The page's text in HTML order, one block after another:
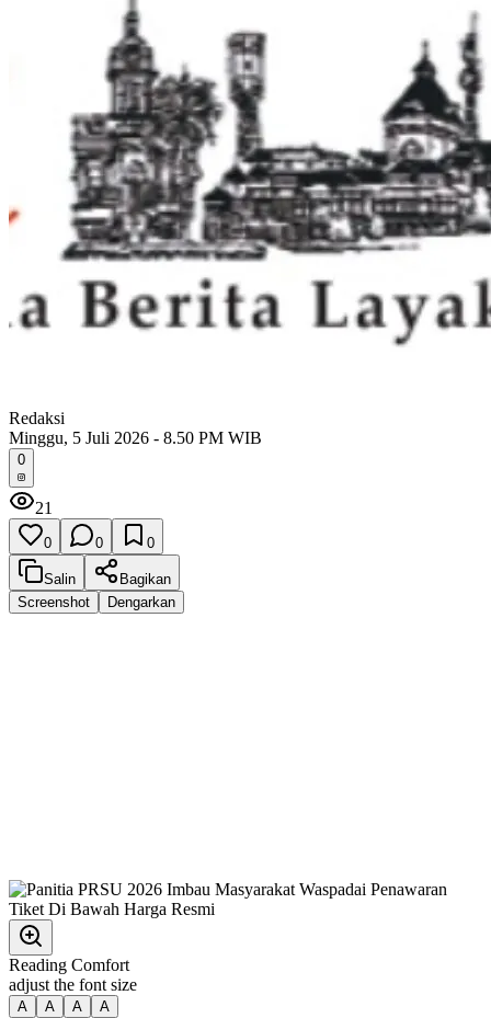
Redaksi
Minggu, 5 Juli 2026 - 8.50 PM WIB
0
21
0 0 0
Salin
Bagikan
Screenshot
Dengarkan
Reading Comfort
adjust the font size
A A A A